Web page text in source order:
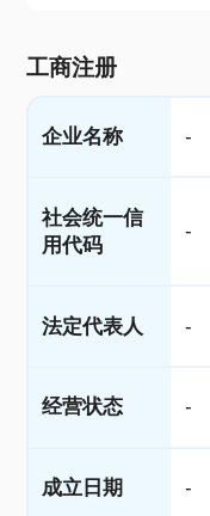
工商注册
企业名称 -
社会统一信
用代码
-
法定代表人 -
经营状态 -
成立日期 -